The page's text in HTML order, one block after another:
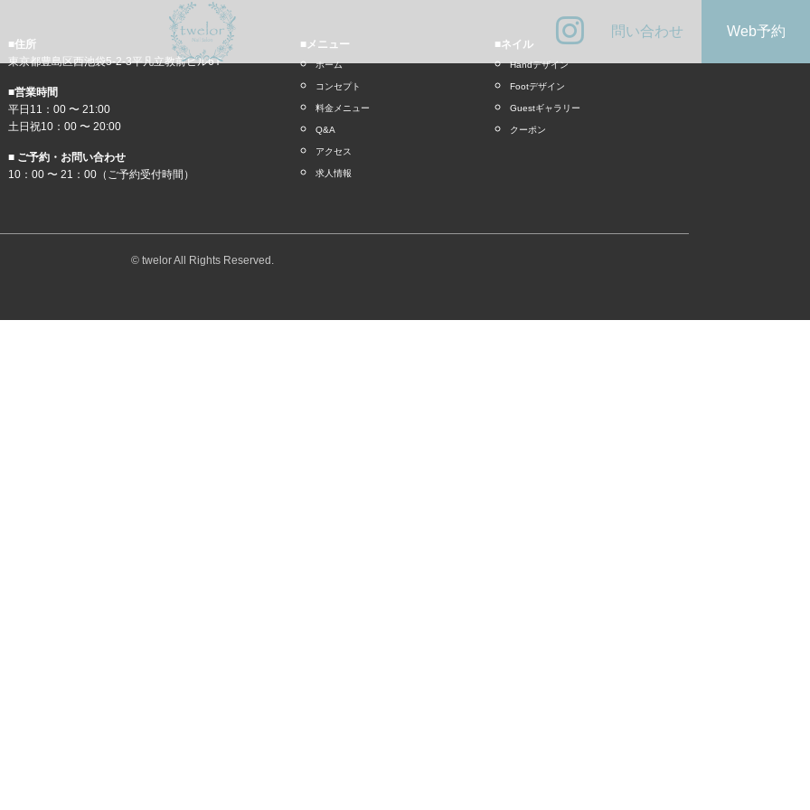
問い合わせ Web予約
■住所
東京都豊島区西池袋5-2-3平凡立教前ビル6Ｆ
■営業時間
平日11：00 〜 21:00
土日祝10：00 〜 20:00
■ ご予約・お問い合わせ
10：00 〜 21：00（ご予約受付時間）
■メニュー
ホーム
コンセプト
料金メニュー
Q&A
アクセス
求人情報
■ネイル
Handデザイン
Footデザイン
Guestギャラリー
クーポン
© twelor All Rights Reserved.